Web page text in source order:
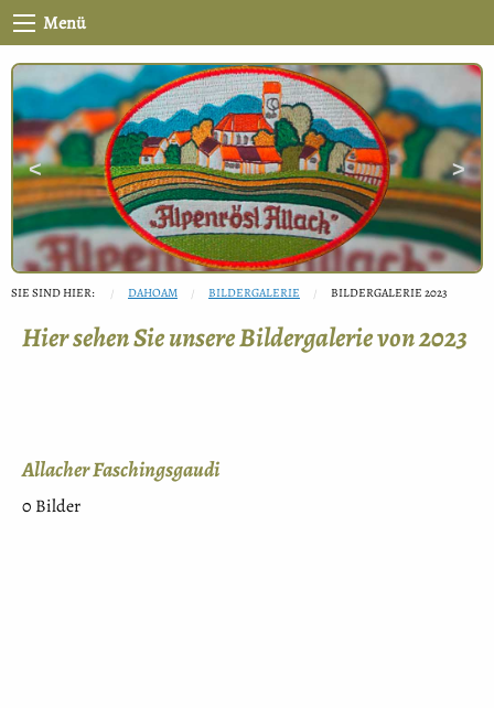
Menü
Previous
Slide
Next
Slide
SIE SIND HIER: DAHOAM BILDERGALERIE BILDERGALERIE 2023
Hier sehen Sie unsere Bildergalerie von 2023
Allacher Faschingsgaudi
0 Bilder